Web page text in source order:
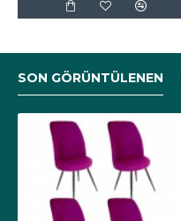
SON GÖRÜNTÜLENEN